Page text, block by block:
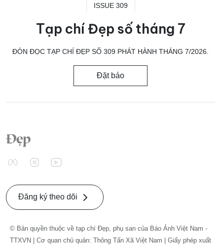
ISSUE 309
Tạp chí Đẹp số tháng 7
ĐÓN ĐỌC TẠP CHÍ ĐẸP SỐ 309 PHÁT HÀNH THÁNG 7/2026.
Đặt báo
Đăng ký theo dõi
© Bản quyền thuộc về tạp chí Đẹp, phụ san của Báo Ảnh Việt Nam -
TTXVN | Cơ quan chủ quản: Thông Tấn Xã Việt Nam | Giấy phép xuất